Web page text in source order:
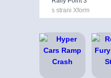
s strani Xform